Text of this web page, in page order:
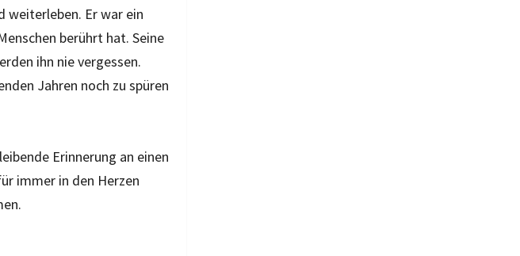
weiterleben. Er war ein
berührt hat. Seine
ihn nie vergessen.
Jahren noch zu spüren
Erinnerung an einen
immer in den Herzen